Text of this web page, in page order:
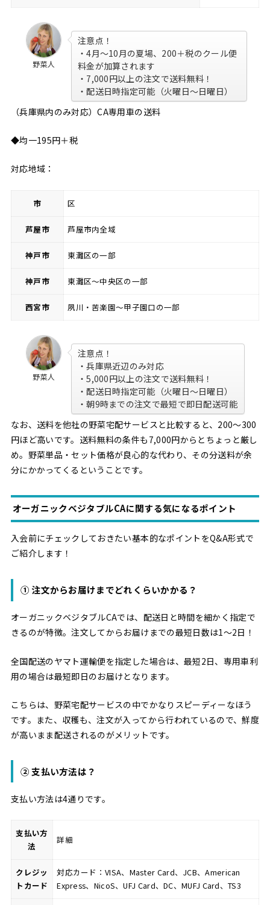
野菜人
注意点！
・4月〜10月の夏場、200＋税のクール便
料金が加算されます
・7,000円以上の注文で送料無料！
・配送日時指定可能（火曜日〜日曜日）
（兵庫県内のみ対応）CA専用車の送料
◆均一195円＋税
対応地域：
市 区
芦屋市 芦屋市内全域
神戸市 東灘区の一部
神戸市 東灘区～中央区の一部
西宮市 夙川・苦楽園〜甲子園口の一部
野菜人
注意点！
・兵庫県近辺のみ対応
・5,000円以上の注文で送料無料！
・配送日時指定可能（火曜日〜日曜日）
・朝9時までの注文で最短で即日配送可能
なお、送料を他社の野菜宅配サービスと比較すると、200〜300
円ほど高いです。送料無料の条件も7,000円からとちょっと厳し
め。野菜単品・セット価格が良心的な代わり、その分送料が余
分にかかってくるということです。
オーガニックベジタブルCAに関する気になるポイント
入会前にチェックしておきたい基本的なポイントをQ&A形式で
ご紹介します！
① 注文からお届けまでどれくらいかかる？
オーガニックベジタブルCAでは、配送日と時間を細かく指定で
きるのが特徴。注文してからお届けまでの最短日数は1〜2日！
全国配送のヤマト運輸便を指定した場合は、最短2日、専用車利
用の場合は最短即日のお届けとなります。
こちらは、野菜宅配サービスの中でかなりスピーディーなほう
です。また、収穫も、注文が入ってから行われているので、鮮度
が高いまま配送されるのがメリットです。
② 支払い方法は？
支払い方法は4通りです。
支払い方
法
詳細
クレジッ
トカード
対応カード：VISA、Master Card、JCB、American
Express、NicoS、UFJ Card、DC、MUFJ Card、TS3